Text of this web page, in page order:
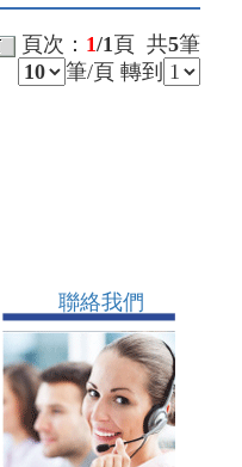
頁次： 1/1 頁 共5筆
筆/頁 轉到
聯絡我們